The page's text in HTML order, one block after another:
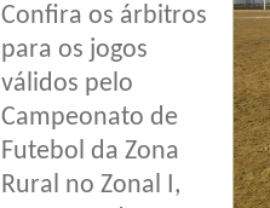
Confira os árbitros
para os jogos
válidos pelo
Campeonato de
Futebol da Zona
Rural no Zonal I,